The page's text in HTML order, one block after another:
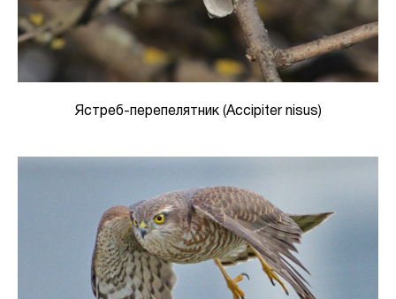
Ястреб-перепелятник (Accipiter nisus)